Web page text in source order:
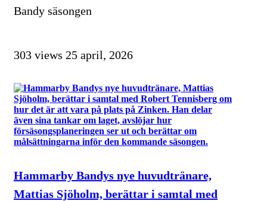
Bandy säsongen
303 views 25 april, 2026
Hammarby Bandys nye huvudtränare,
Mattias Sjöholm, berättar i samtal med